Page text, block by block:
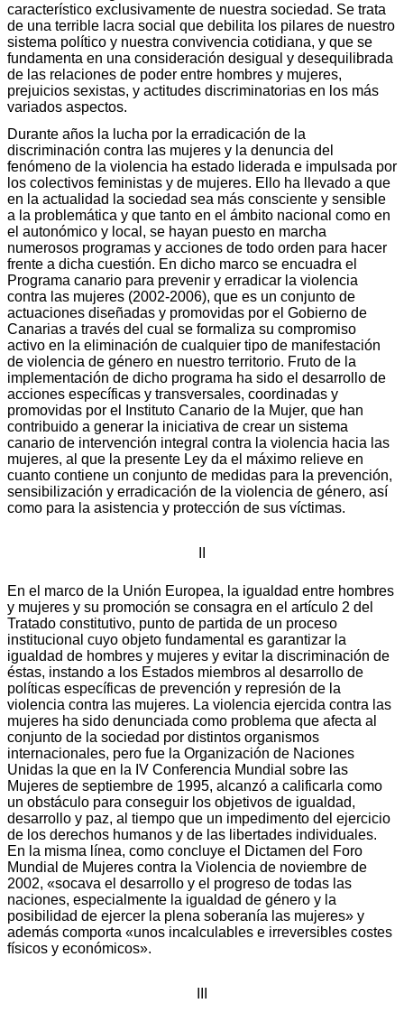
característico exclusivamente de nuestra sociedad. Se trata
de una terrible lacra social que debilita los pilares de nuestro
sistema político y nuestra convivencia cotidiana, y que se
fundamenta en una consideración desigual y desequilibrada
de las relaciones de poder entre hombres y mujeres,
prejuicios sexistas, y actitudes discriminatorias en los más
variados aspectos.
Durante años la lucha por la erradicación de la
discriminación contra las mujeres y la denuncia del
fenómeno de la violencia ha estado liderada e impulsada por
los colectivos feministas y de mujeres. Ello ha llevado a que
en la actualidad la sociedad sea más consciente y sensible
a la problemática y que tanto en el ámbito nacional como en
el autonómico y local, se hayan puesto en marcha
numerosos programas y acciones de todo orden para hacer
frente a dicha cuestión. En dicho marco se encuadra el
Programa canario para prevenir y erradicar la violencia
contra las mujeres (2002-2006), que es un conjunto de
actuaciones diseñadas y promovidas por el Gobierno de
Canarias a través del cual se formaliza su compromiso
activo en la eliminación de cualquier tipo de manifestación
de violencia de género en nuestro territorio. Fruto de la
implementación de dicho programa ha sido el desarrollo de
acciones específicas y transversales, coordinadas y
promovidas por el Instituto Canario de la Mujer, que han
contribuido a generar la iniciativa de crear un sistema
canario de intervención integral contra la violencia hacia las
mujeres, al que la presente Ley da el máximo relieve en
cuanto contiene un conjunto de medidas para la prevención,
sensibilización y erradicación de la violencia de género, así
como para la asistencia y protección de sus víctimas.
En el marco de la Unión Europea, la igualdad entre hombres
y mujeres y su promoción se consagra en el artículo 2 del
Tratado constitutivo, punto de partida de un proceso
institucional cuyo objeto fundamental es garantizar la
igualdad de hombres y mujeres y evitar la discriminación de
éstas, instando a los Estados miembros al desarrollo de
políticas específicas de prevención y represión de la
violencia contra las mujeres. La violencia ejercida contra las
mujeres ha sido denunciada como problema que afecta al
conjunto de la sociedad por distintos organismos
internacionales, pero fue la Organización de Naciones
Unidas la que en la IV Conferencia Mundial sobre las
Mujeres de septiembre de 1995, alcanzó a calificarla como
un obstáculo para conseguir los objetivos de igualdad,
desarrollo y paz, al tiempo que un impedimento del ejercicio
de los derechos humanos y de las libertades individuales.
En la misma línea, como concluye el Dictamen del Foro
Mundial de Mujeres contra la Violencia de noviembre de
2002, «socava el desarrollo y el progreso de todas las
naciones, especialmente la igualdad de género y la
posibilidad de ejercer la plena soberanía las mujeres» y
además comporta «unos incalculables e irreversibles costes
físicos y económicos».